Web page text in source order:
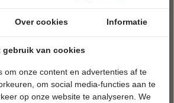
Over cookies Informatie
gebruik van cookies
om onze content en advertenties af te
om social media-functies aan te
op onze website te analyseren. We